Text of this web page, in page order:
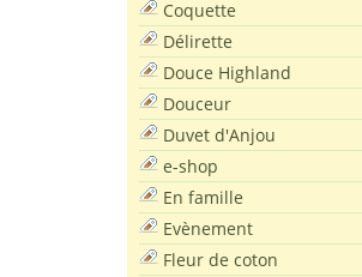
Coquette
Délirette
Douce Highland
Douceur
Duvet d'Anjou
e-shop
En famille
Evènement
Fleur de coton